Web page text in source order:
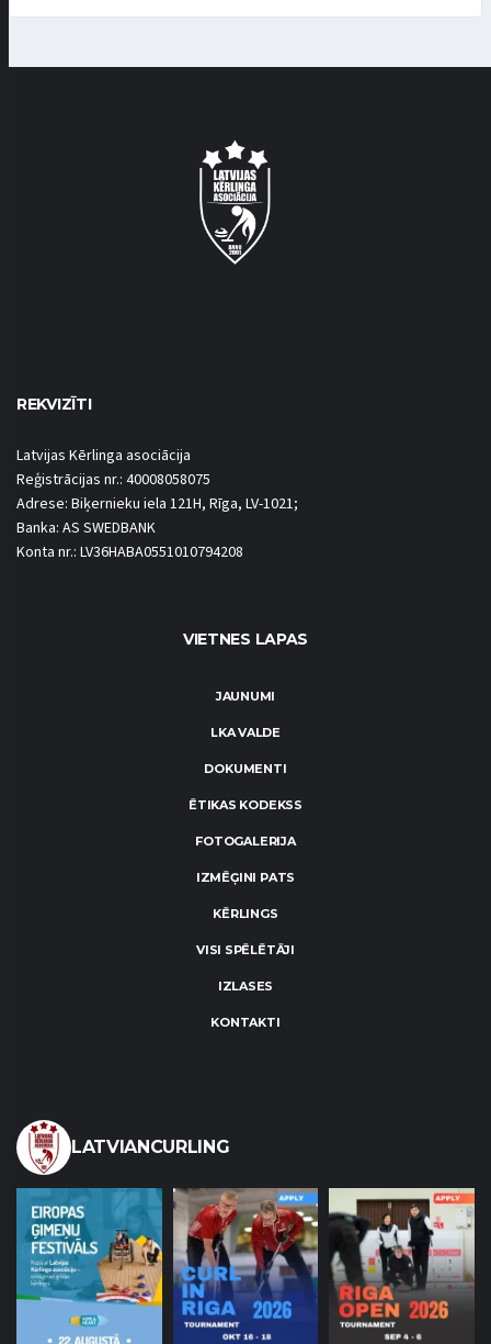
REKVIZĪTI
Latvijas Kērlinga asociācija
Reģistrācijas nr.: 40008058075
Adrese: Biķernieku iela 121H, Rīga, LV-1021;
Banka: AS SWEDBANK
Konta nr.: LV36HABA0551010794208
VIETNES LAPAS
JAUNUMI
LKA VALDE
DOKUMENTI
ĒTIKAS KODEKSS
FOTOGALERIJA
IZMĒĢINI PATS
KĒRLINGS
VISI SPĒLĒTĀJI
IZLASES
KONTAKTI
LATVIANCURLING